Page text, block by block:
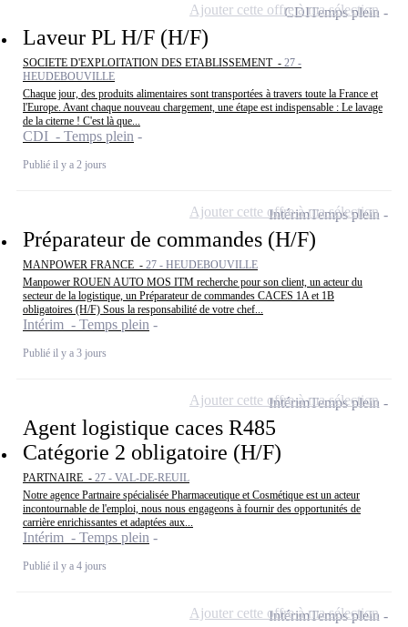
Laveur PL H/F (H/F)
SOCIETE D'EXPLOITATION DES ETABLISSEMENT - 27 -
HEUDEBOUVILLE
Chaque jour, des produits alimentaires sont transportées à travers toute la France et
l'Europe. Avant chaque nouveau chargement, une étape est indispensable : Le lavage
de la citerne ! C'est là que...
CDI - Temps plein
Publié il y a 2 jours
CDITemps plein
Ajouter cette offre à ma sélection
Préparateur de commandes (H/F)
MANPOWER FRANCE - 27 - HEUDEBOUVILLE
Manpower ROUEN AUTO MOS ITM recherche pour son client, un acteur du
secteur de la logistique, un Préparateur de commandes CACES 1A et 1B
obligatoires (H/F) Sous la responsabilité de votre chef...
Intérim - Temps plein
Publié il y a 3 jours
IntérimTemps plein
Ajouter cette offre à ma sélection
Agent logistique caces R485
Catégorie 2 obligatoire (H/F)
PARTNAIRE - 27 - VAL-DE-REUIL
Notre agence Partnaire spécialisée Pharmaceutique et Cosmétique est un acteur
incontournable de l'emploi, nous nous engageons à fournir des opportunités de
carrière enrichissantes et adaptées aux...
Intérim - Temps plein
Publié il y a 4 jours
IntérimTemps plein
Ajouter cette offre à ma sélection
IntérimTemps plein
Ajouter cette offre à ma sélection